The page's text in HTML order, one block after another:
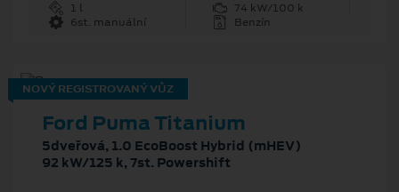
1 l
74 kW/100 k
6st. manuální
Benzín
NOVÝ REGISTROVANÝ VŮZ
Ford Puma Titanium
5dveřová, 1.0 EcoBoost Hybrid (mHEV)
92 kW/125 k, 7st. Powershift